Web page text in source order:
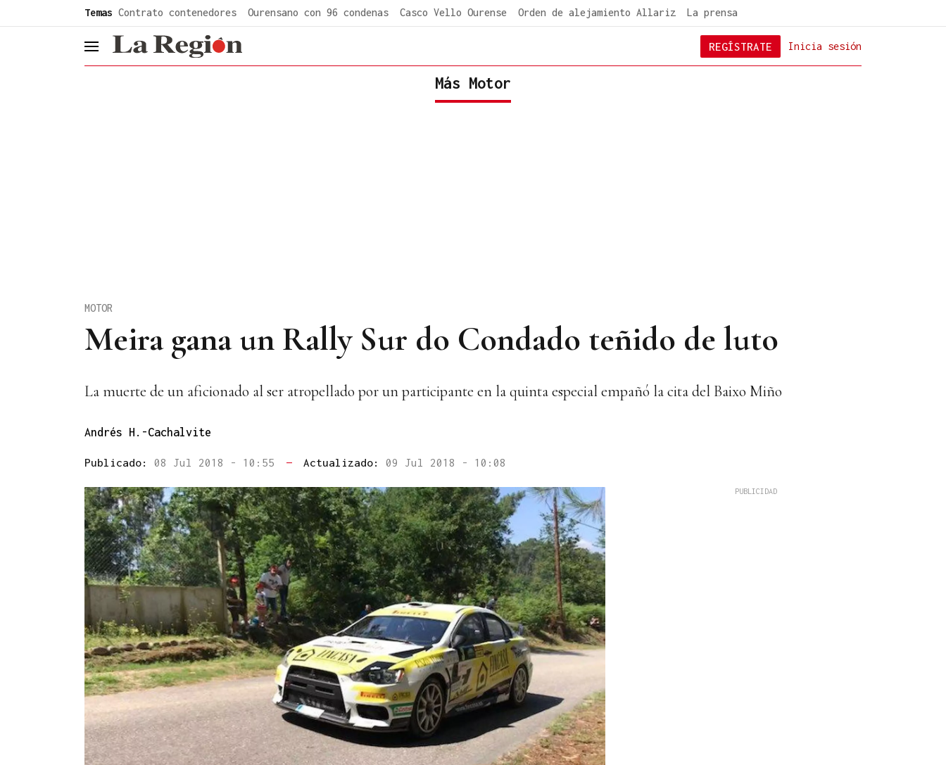
Temas Contrato contenedores Ourensano con 96 condenas Casco Vello Ourense Orden de alejamiento Allariz La prensa
header.menu.open Inicia sesión
REGÍSTRATE
Más Motor
Meira gana un Rally Sur do Condado teñido de luto
MOTOR
La muerte de un aficionado al ser atropellado por un participante en la quinta especial empañó la cita del Baixo Miño
Andrés H.-Cachalvite
Publicado: 08 Jul 2018 - 10:55 — Actualizado: 09 Jul 2018 - 10:08